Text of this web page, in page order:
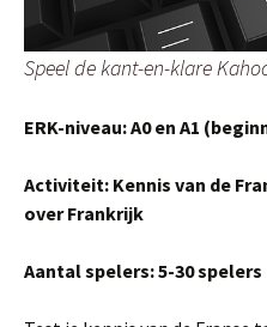
Speel de kant-en-klare
ERK-niveau: A0 en A1
Activiteit: Kennis van de
over Frankrijk
Aantal spelers: 5-30 spelers